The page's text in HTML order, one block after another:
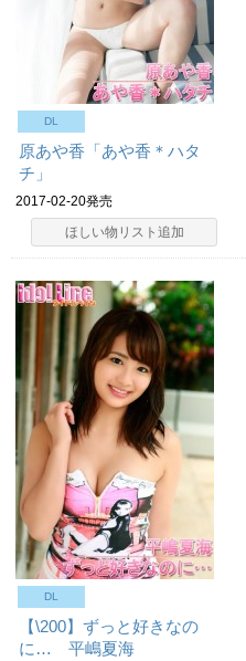
DL
原あや香「あや香＊ハタ
チ」
2017-02-20発売
ほしい物リスト追加
DL
【\200】ずっと好きなの
に… 平嶋夏海